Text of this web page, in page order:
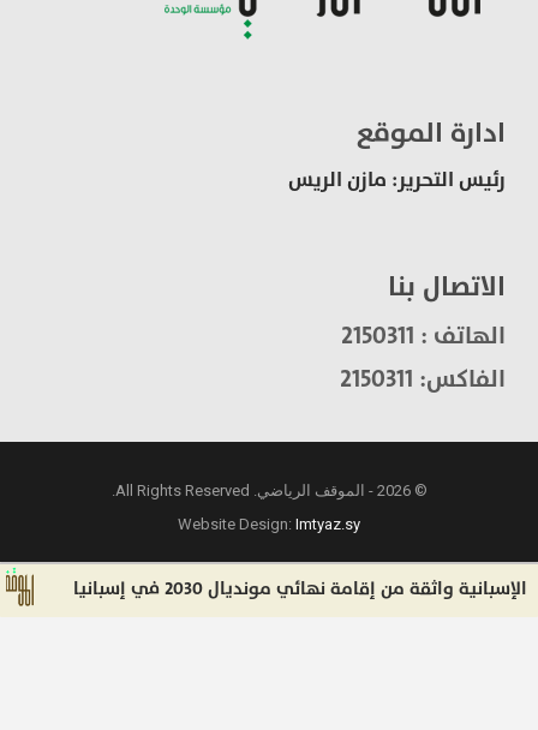
ادارة الموقع
رئيس التحرير: مازن الريس
الاتصال بنا
الهاتف : 2150311
الفاكس: 2150311
© 2026 - الموقف الرياضي. All Rights Reserved.
Website Design:Imtyaz.sy
واثقة من إقامة نهائي مونديال 2030 في إسبانيا